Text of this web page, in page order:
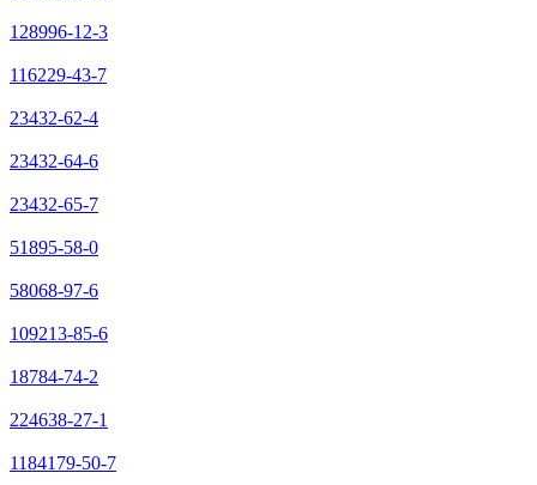
128996-12-3
116229-43-7
23432-62-4
23432-64-6
23432-65-7
51895-58-0
58068-97-6
109213-85-6
18784-74-2
224638-27-1
1184179-50-7